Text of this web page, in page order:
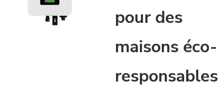
pour des
maisons éco-
responsables